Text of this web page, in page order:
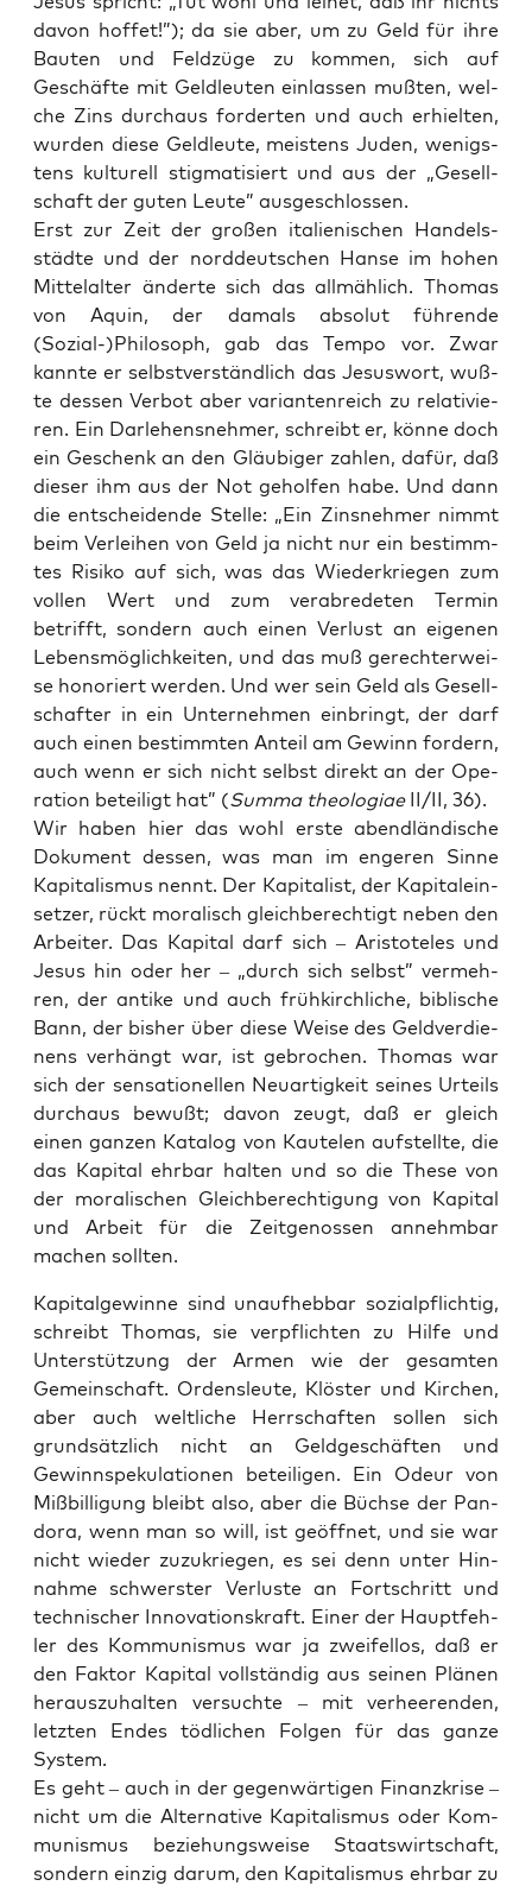
davon hof­fet!”); da sie aber, um zu Geld für ihre
Bau­ten und Feld­zü­ge zu kom­men, sich auf
Geschäf­te mit Geld­leu­ten ein­las­sen muß­ten, wel­
che Zins durch­aus for­der­ten und auch erhiel­ten,
wur­den die­se Geld­leu­te, meis­tens Juden, wenigs­
tens kul­tu­rell stig­ma­ti­siert und aus der „Gesell­
schaft der guten Leu­te” ausgeschlossen.
Erst zur Zeit der gro­ßen ita­lie­ni­schen Han­dels­
städ­te und der nord­deut­schen Han­se im hohen
Mit­tel­al­ter änder­te sich das all­mäh­lich. Tho­mas
von Aquin, der damals abso­lut füh­ren­de
(Sozial-)Philosoph, gab das Tem­po vor. Zwar
kann­te er selbst­ver­ständ­lich das Jesus­wort, wuß­
te des­sen Ver­bot aber vari­an­ten­reich zu rela­ti­vie­
ren. Ein Dar­le­hens­neh­mer, schreibt er, kön­ne doch
ein Geschenk an den Gläu­bi­ger zah­len, dafür, daß
die­ser ihm aus der Not gehol­fen habe. Und dann
die ent­schei­den­de Stel­le: „Ein Zins­neh­mer nimmt
beim Ver­lei­hen von Geld ja nicht nur ein bestimm­
tes Risi­ko auf sich, was das Wie­der­krie­gen zum
vol­len Wert und zum ver­ab­re­de­ten Ter­min
betrifft, son­dern auch einen Ver­lust an eige­nen
Lebens­mög­lich­kei­ten, und das muß gerech­ter­wei­
se hono­riert wer­den. Und wer sein Geld als Gesell­
schaf­ter in ein Unter­neh­men ein­bringt, der darf
auch einen bestimm­ten Anteil am Gewinn for­dern,
auch wenn er sich nicht selbst direkt an der Ope­
ra­ti­on betei­ligt hat” (Sum­ma theo­lo­giaeII/II, 36).
Wir haben hier das wohl ers­te abend­län­di­sche
Doku­ment des­sen, was man im enge­ren Sin­ne
Kapi­ta­lis­mus nennt. Der Kapi­ta­list, der Kapi­tal­ein­
set­zer, rückt mora­lisch gleich­be­rech­tigt neben den
Arbei­ter. Das Kapi­tal darf sich – Aris­to­te­les und
Jesus hin oder her – „durch sich selbst” ver­meh­
ren, der anti­ke und auch früh­kirch­li­che, bibli­sche
Bann, der bis­her über die­se Wei­se des Geld­ver­die­
nens ver­hängt war, ist gebro­chen. Tho­mas war
sich der sen­sa­tio­nel­len Neu­ar­tig­keit sei­nes Urteils
durch­aus bewußt; davon zeugt, daß er gleich
einen gan­zen Kata­log von Kautelen auf­stell­te, die
das Kapi­tal ehr­bar hal­ten und so die The­se von
der mora­li­schen Gleich­be­rech­ti­gung von Kapi­tal
und Arbeit für die Zeit­ge­nos­sen annehm­bar
machen sollten.
Kapi­tal­ge­win­ne sind unauf­heb­bar sozi­al­pflich­tig,
schreibt Tho­mas, sie ver­pflich­ten zu Hil­fe und
Unter­stüt­zung der Armen wie der gesam­ten
Gemein­schaft. Ordens­leu­te, Klös­ter und Kir­chen,
aber auch welt­li­che Herr­schaf­ten sol­len sich
grund­sätz­lich nicht an Geld­ge­schäf­ten und
Gewinn­spe­ku­la­tio­nen betei­li­gen. Ein Odeur von
Miß­bil­li­gung bleibt also, aber die Büch­se der Pan­
do­ra, wenn man so will, ist geöff­net, und sie war
nicht wie­der zuzu­krie­gen, es sei denn unter Hin­
nah­me schwers­ter Ver­lus­te an Fort­schritt und
tech­ni­scher Inno­va­ti­ons­kraft. Einer der Haupt­feh­
ler des Kom­mu­nis­mus war ja zwei­fel­los, daß er
den Fak­tor Kapi­tal voll­stän­dig aus sei­nen Plä­nen
her­aus­zu­hal­ten ver­such­te – mit ver­hee­ren­den,
letz­ten Endes töd­li­chen Fol­gen für das gan­ze
System.
Es geht – auch in der gegen­wär­ti­gen Finanz­kri­se –
nicht um die Alter­na­ti­ve Kapi­ta­lis­mus oder Kom­
mu­nis­mus bezie­hungs­wei­se Staats­wirt­schaft,
son­dern ein­zig dar­um, den Kapi­ta­lis­mus ehr­bar zu